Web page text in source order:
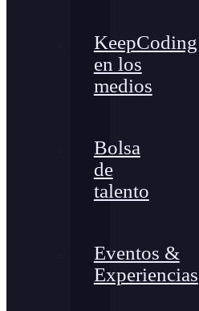
KeepCoding
en los
medios
Bolsa
de
talento
Eventos &
Experiencias